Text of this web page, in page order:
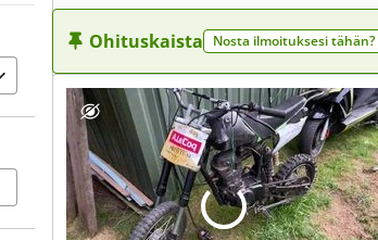
Ohituskaista Nosta ilmoituksesi tähän?